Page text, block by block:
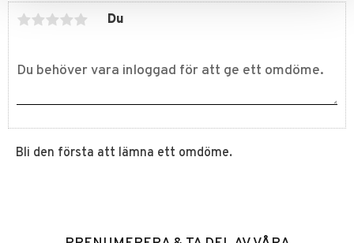
Du
Bli den första att lämna ett omdöme.